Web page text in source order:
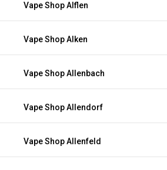
Vape Shop Alflen
Vape Shop Alken
Vape Shop Allenbach
Vape Shop Allendorf
Vape Shop Allenfeld